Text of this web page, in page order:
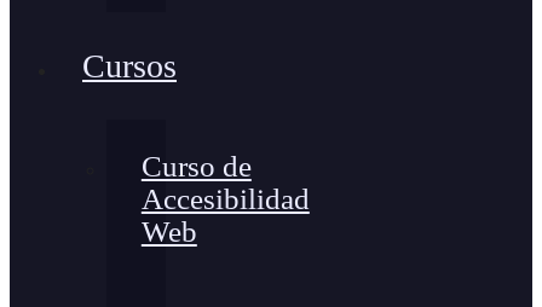
Cursos
Curso de
Accesibilidad
Web